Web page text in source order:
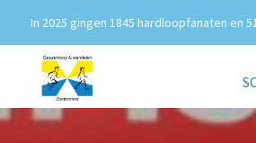
In 2025 gingen 1845 hardloopfanaten en